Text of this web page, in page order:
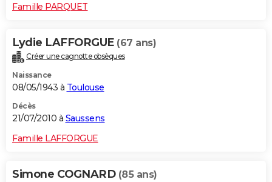
Famille PARQUET
Lydie LAFFORGUE (67 ans)
Créer une cagnotte obsèques
Naissance
08/05/1943 à Toulouse
Décès
21/07/2010 à Saussens
Famille LAFFORGUE
Simone COGNARD (85 ans)